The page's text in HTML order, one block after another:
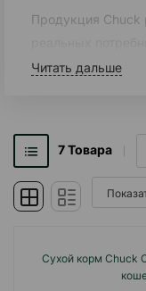
Продукция Chuck
ожиданий
и эффективные
В ассортименте
обеспечить
запахов и
Читать дальше
7Товара
Сухой корм Chuck